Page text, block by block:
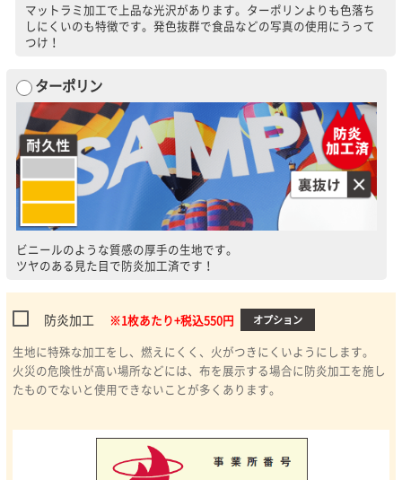
マットラミ加工で上品な光沢があります。ターポリンよりも色落ち
しにくいのも特徴です。発色抜群で食品などの写真の使用にうって
つけ！
ターポリン
ビニールのような質感の厚手の生地です。
ツヤのある見た目で防炎加工済です！
防炎加工 ※1枚あたり+税込550円 オプション
生地に特殊な加工をし、燃えにくく、火がつきにくいようにします。
火災の危険性が高い場所などには、布を展示する場合に防炎加工を施し
たものでないと使用できないことが多くあります。